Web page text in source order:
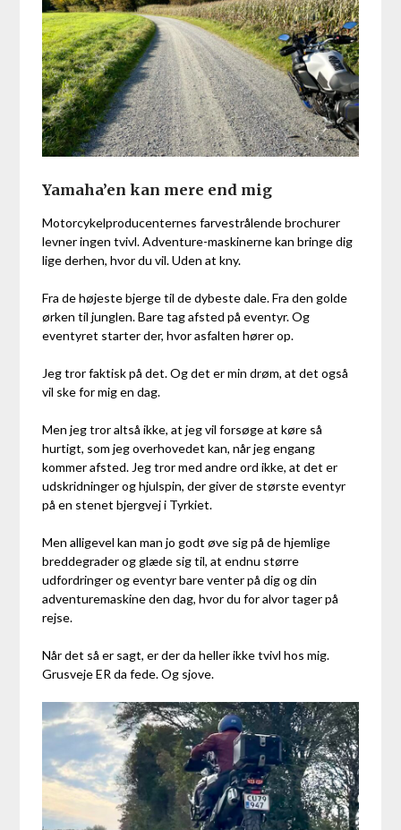
Yamaha’en kan mere end mig
Motorcykelproducenternes farvestrålende brochurer
levner ingen tvivl. Adventure-maskinerne kan bringe dig
lige derhen, hvor du vil. Uden at kny.
Fra de højeste bjerge til de dybeste dale. Fra den golde
ørken til junglen. Bare tag afsted på eventyr. Og
eventyret starter der, hvor asfalten hører op.
Jeg tror faktisk på det. Og det er min drøm, at det også
vil ske for mig en dag.
Men jeg tror altså ikke, at jeg vil forsøge at køre så
hurtigt, som jeg overhovedet kan, når jeg engang
kommer afsted. Jeg tror med andre ord ikke, at det er
udskridninger og hjulspin, der giver de største eventyr
på en stenet bjergvej i Tyrkiet.
Men alligevel kan man jo godt øve sig på de hjemlige
breddegrader og glæde sig til, at endnu større
udfordringer og eventyr bare venter på dig og din
adventuremaskine den dag, hvor du for alvor tager på
rejse.
Når det så er sagt, er der da heller ikke tvivl hos mig.
Grusveje ER da fede. Og sjove.